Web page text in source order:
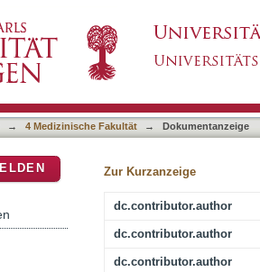
→ 4 Medizinische Fakultät → Dokumentanzeige
Zur Kurzanzeige
dc.contributor.author
dc.contributor.author
dc.contributor.author